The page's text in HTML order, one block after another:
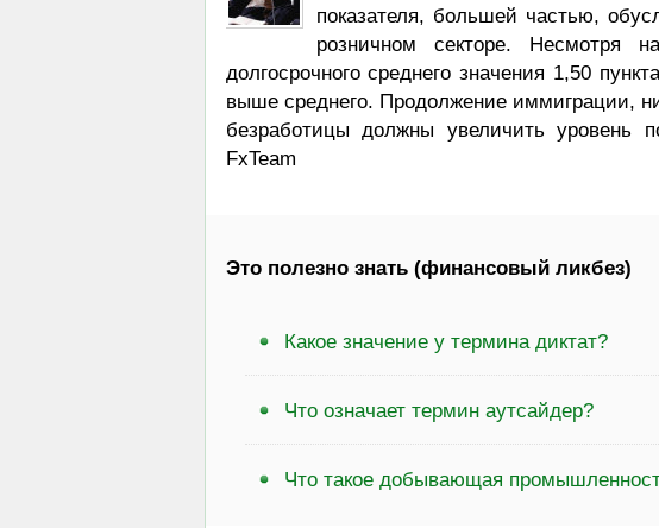
показателя, большей частью,
розничном секторе. Несмотря
долгосрочного среднего значения 1,50
выше среднего. Продолжение иммиграции,
безработицы должны увеличить уровень
FxTeam
Это полезно знать (финансовый ликбез)
Какое значение у термина диктат?
Что означает термин аутсайдер?
Что такое добывающая